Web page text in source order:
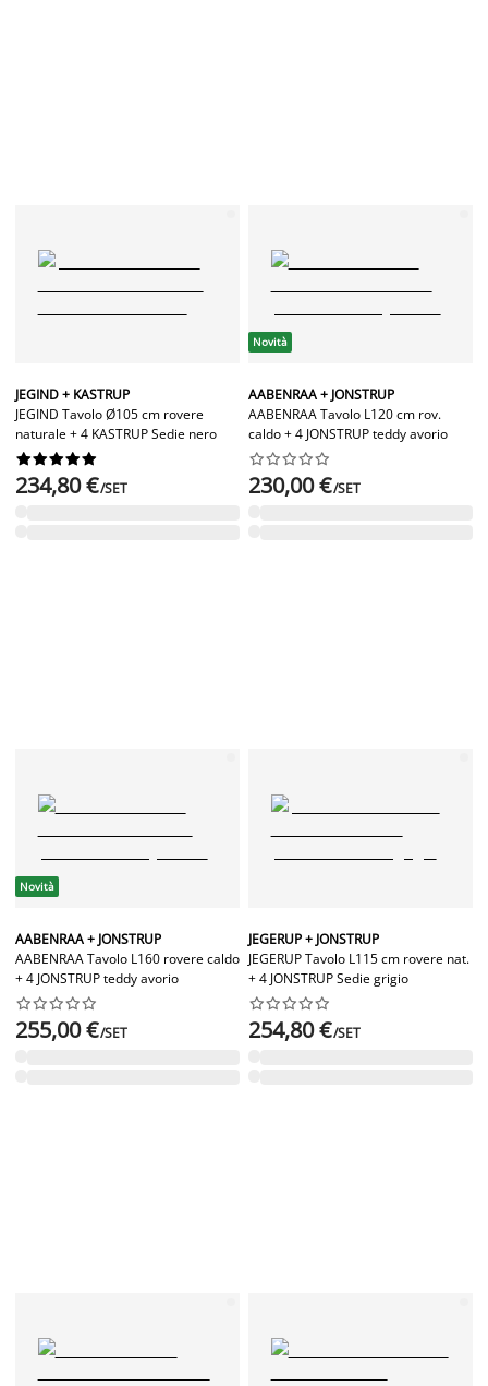
JEGIND + KASTRUP
JEGIND Tavolo Ø105 cm rovere
naturale + 4 KASTRUP Sedie nero






234,80 €/SET
Novità
AABENRAA + JONSTRUP
AABENRAA Tavolo L120 cm rov.
caldo + 4 JONSTRUP teddy avorio






230,00 €/SET
Novità
AABENRAA + JONSTRUP
AABENRAA Tavolo L160 rovere caldo
+ 4 JONSTRUP teddy avorio






255,00 €/SET
JEGERUP + JONSTRUP
JEGERUP Tavolo L115 cm rovere nat.
+ 4 JONSTRUP Sedie grigio






254,80 €/SET